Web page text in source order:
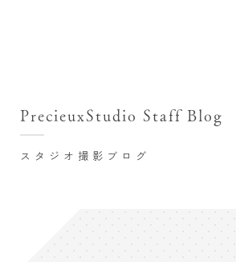
七五三お参り用着物レンタル
お宮参り写真撮影
ハーフバースデー撮影
スタジオ撮影ブログ
PrecieuxStudio Staff Blog